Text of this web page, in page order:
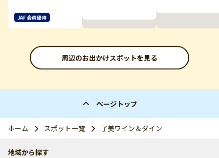
JAF 会員優待
周辺のお出かけスポットを見る
ページトップ
ホーム スポット一覧 了美ワイン＆ダイン
地域から探す